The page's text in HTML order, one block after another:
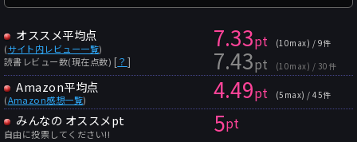
オススメ平均点
(サイト内レビュー一覧)
読書レビュー数(現在点数) [？ ]
7.33pt (10max) / 9件
7.43pt (10max) / 30件
Amazon平均点
(Amazon感想一覧) 4.49pt (5max) / 45件
みんなの オススメpt
自由に投票してください!! 5pt